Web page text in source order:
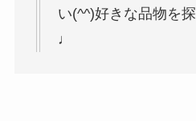
い(^^)好きな品物を
♩